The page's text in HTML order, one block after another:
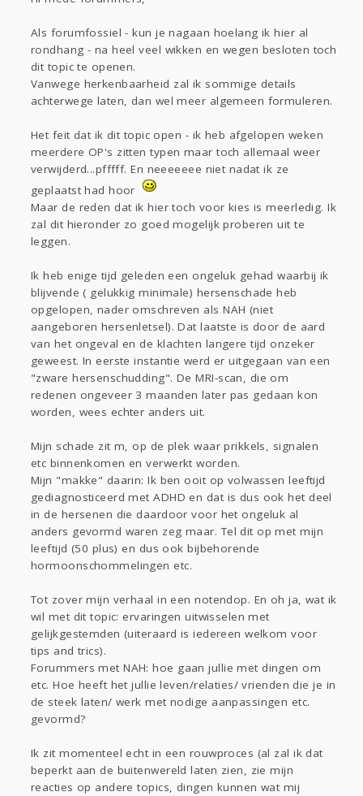
Contact
Gevraagd
Horen Doen
Lezen
Als forumfossiel - kun je nagaan hoelang ik hier al
rondhang - na heel veel wikken en wegen besloten toch
dit topic te openen.
Vanwege herkenbaarheid zal ik sommige details
achterwege laten, dan wel meer algemeen formuleren.
Het feit dat ik dit topic open - ik heb afgelopen weken
meerdere OP's zitten typen maar toch allemaal weer
verwijderd...pfffff. En neeeeeee niet nadat ik ze
geplaatst had hoor
Maar de reden dat ik hier toch voor kies is meerledig. Ik
zal dit hieronder zo goed mogelijk proberen uit te
leggen.
Ik heb enige tijd geleden een ongeluk gehad waarbij ik
blijvende ( gelukkig minimale) hersenschade heb
opgelopen, nader omschreven als NAH (niet
aangeboren hersenletsel). Dat laatste is door de aard
van het ongeval en de klachten langere tijd onzeker
geweest. In eerste instantie werd er uitgegaan van een
"zware hersenschudding". De MRI-scan, die om
redenen ongeveer 3 maanden later pas gedaan kon
worden, wees echter anders uit.
Mijn schade zit m, op de plek waar prikkels, signalen
etc binnenkomen en verwerkt worden.
Mijn "makke" daarin: Ik ben ooit op volwassen leeftijd
gediagnosticeerd met ADHD en dat is dus ook het deel
in de hersenen die daardoor voor het ongeluk al
anders gevormd waren zeg maar. Tel dit op met mijn
leeftijd (50 plus) en dus ook bijbehorende
hormoonschommelingen etc.
Tot zover mijn verhaal in een notendop. En oh ja, wat ik
wil met dit topic: ervaringen uitwisselen met
gelijkgestemden (uiteraard is iedereen welkom voor
tips and trics).
Forummers met NAH: hoe gaan jullie met dingen om
etc. Hoe heeft het jullie leven/relaties/ vrienden die je in
de steek laten/ werk met nodige aanpassingen etc.
gevormd?
Ik zit momenteel echt in een rouwproces (al zal ik dat
beperkt aan de buitenwereld laten zien, zie mijn
reacties op andere topics, dingen kunnen wat mij